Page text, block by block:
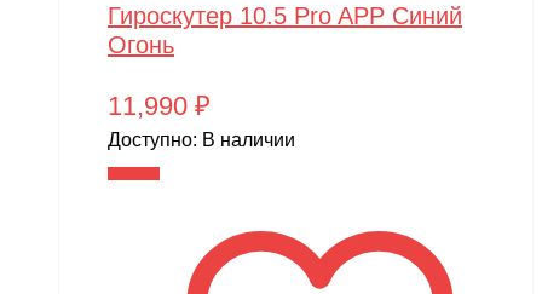
Гироскутер 10.5 Pro APP Синий
Огонь
11,990 ₽
Доступно: В наличии